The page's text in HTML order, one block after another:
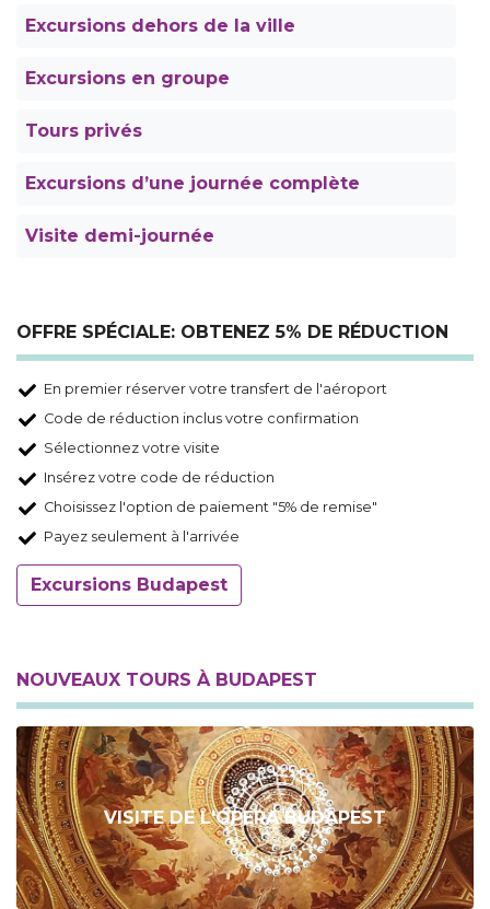
Excursions dehors de la ville
Excursions en groupe
Tours privés
Excursions d’une journée complète
Visite demi-journée
OFFRE SPÉCIALE: OBTENEZ 5% DE RÉDUCTION
En premier réserver votre transfert de l'aéroport
Code de réduction inclus votre confirmation
Sélectionnez votre visite
Insérez votre code de réduction
Choisissez l'option de paiement "5% de remise"
Payez seulement à l'arrivée
Excursions Budapest
NOUVEAUX TOURS À BUDAPEST
VISITE DE L'OPERA BUDAPEST